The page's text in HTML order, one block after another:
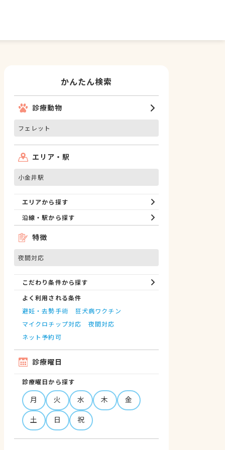
かんたん検索
診療動物
フェレット
エリア・駅
小金井駅
エリアから探す
沿線・駅から探す
特徴
夜間対応
こだわり条件から探す
よく利用される条件
避妊・去勢手術
狂犬病ワクチン
マイクロチップ対応
夜間対応
ネット予約可
診療曜日
診療曜日から探す
月 火 水 木
金
土
日 祝